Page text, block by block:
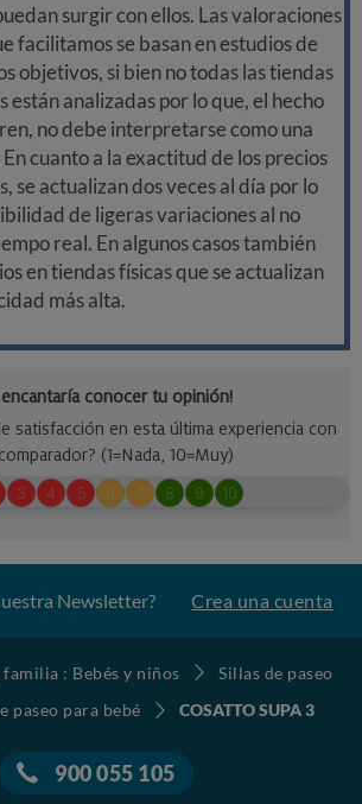
surgir con ellos. Las valoraciones
facilitamos se basan en estudios de
objetivos, si bien no todas las tiendas
están analizadas por lo que, el hecho
no debe interpretarse como una
cuanto a la exactitud de los precios
se actualizan dos veces al día por lo
de ligeras variaciones al no
real. En algunos casos también
en tiendas físicas que se actualizan
más alta.
Newsletter? Crea una cuenta
: Bebés y niños
Sillas de paseo
paseo para bebé
COSATTO SUPA 3
900 055 105